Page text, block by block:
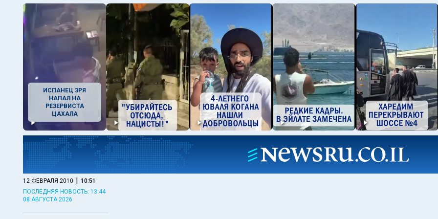
ИСПАНЕЦ ЗРЯ
НАПАЛ НА
РЕЗЕРВИСТА
ЦАХАЛА
12 ФЕВРАЛЯ 2010 | 10:51
ПОСЛЕДНЯЯ НОВОСТЬ: 13:44
08 АВГУСТА 2026